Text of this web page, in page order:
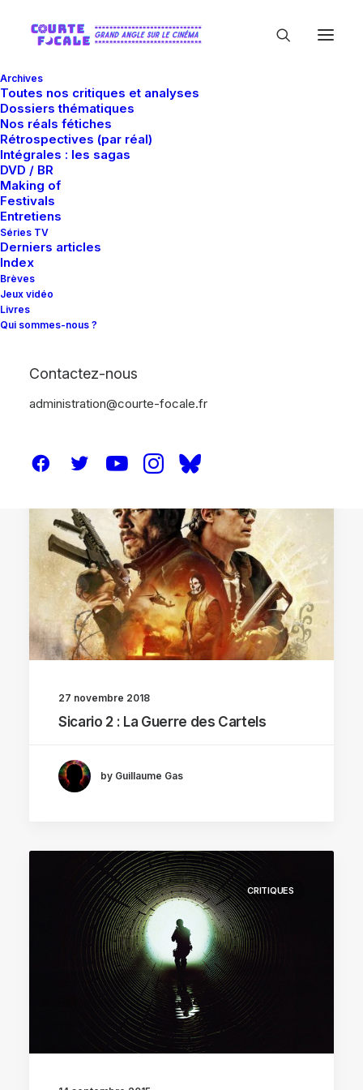
Archives
Toutes nos critiques et analyses
Dossiers thématiques
Nos réals fétiches
Rétrospectives (par réal)
Intégrales : les sagas
DVD / BR
Making of
Festivals
Entretiens
Séries TV
Derniers articles
Index
Brèves
Jeux vidéo
Livres
Qui sommes-nous ?
Contactez-nous
administration@courte-focale.fr
27 novembre 2018
Sicario 2 : La Guerre des Cartels
by Guillaume Gas
CRITIQUES